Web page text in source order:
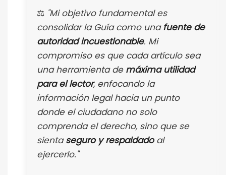
⚖️ "Mi objetivo fundamental es
consolidar la Guía como unafuente de
autoridad incuestionable. Mi
compromiso es que cada artículo sea
una herramienta de máxima utilidad
para el lector, enfocando la
información legal hacia un punto
donde el ciudadano no solo
comprenda el derecho, sino que se
sientaseguro y respaldadoal
ejercerlo."